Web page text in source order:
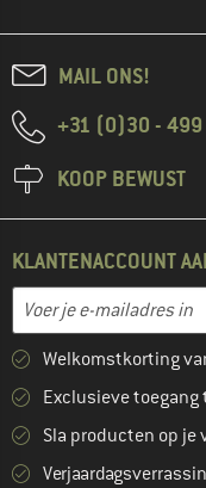
MAIL ONS!
+31 (0)30 -
KOOP BEWUST
KLANTENACCOUNT
E-mailadres
Vul je e-mailadres hier
Welkomstkorting
Exclusieve
Sla producten op je